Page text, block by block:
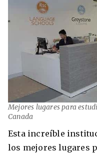
Mejores lugares para
Canada
Esta increíble
los mejores lugares